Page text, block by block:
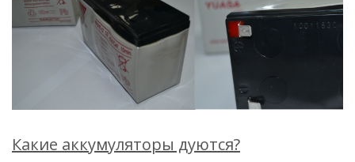
Какие аккумуляторы дуются?